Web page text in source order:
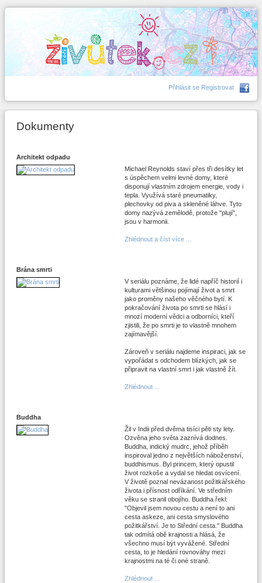
Přihlásit se Registrovat
Dokumenty
Architekt odpadu
Michael Reynolds staví přes tři desítky let
s úspěchem velmi levné domy, které
disponují vlastním zdrojem energie, vody i
tepla. Využívá staré pneumatiky,
plechovky od piva a skleněné láhve. Tyto
domy nazývá zemělodě, protože "plují",
jsou v harmonii.
Zhlédnout a číst více ...
Brána smrti
V seriálu poznáme, že lidé napříč historií i
kulturami většinou pojímají život a smrt
jako proměny našeho věčného bytí. K
pokračování života po smrti se hlásí i
mnozí moderní vědci a odborníci, kteří
zjistili, že po smrti je to vlastně mnohem
zajímavější.
Zároveň v seriálu najdeme inspiraci, jak se
vypořádat s odchodem blízkých, jak se
připravit na vlastní smrt i jak vlastně žít.
Zhlédnout ...
Buddha
Žil v Indii před dvěma tisíci pěti sty lety.
Ozvěna jeho světa zaznívá dodnes.
Buddha, indický mudrc, jehož příběh
inspiroval jedno z největších náboženství,
buddhismus. Byl princem, který opustil
život rozkoše a vydal se hledat osvícení.
V životě poznal nevázanost požitkářského
života i přísnost odříkání. Ve středním
věku se stranil obojího. Buddha řekl:
"Objevil jsem novou cestu a není to ani
cesta askeze, ani cesta smyslového
požitkářství. Je to Střední cesta." Buddha
tak odmítá obě krajnosti a hlásá, že
všechno musí být vyvážené. Střední
cesta, to je hledání rovnováhy mezi
krajnostmi na té či oné straně.
Zhlédnout ...